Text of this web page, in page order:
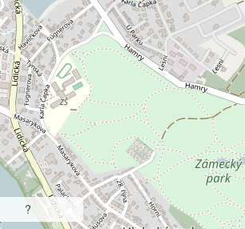
?